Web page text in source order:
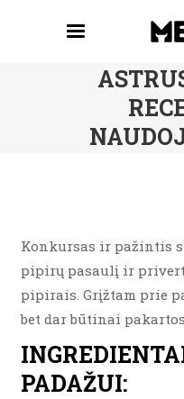
Konkursas ir pažintis
pipirų pasaulį ir
pipirais. Grįžtam prie
bet dar būtinai
PADAŽUI: